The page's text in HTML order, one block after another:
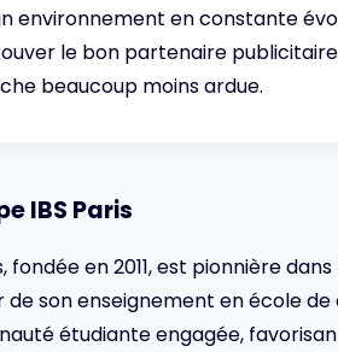
environnement en constante
le bon partenaire
beaucoup moins ardue.
IBS Paris
fondée en 2011, est pionnière
son enseignement en école
étudiante engagée,